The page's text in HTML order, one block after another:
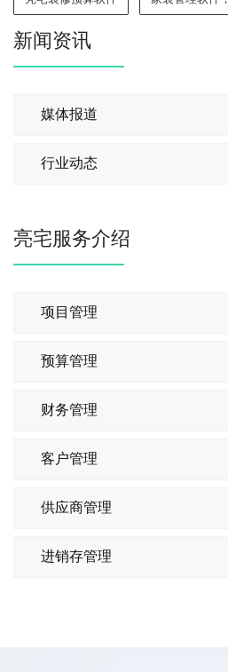
新闻资讯
媒体报道
行业动态
亮宅服务介绍
项目管理
预算管理
财务管理
客户管理
供应商管理
进销存管理